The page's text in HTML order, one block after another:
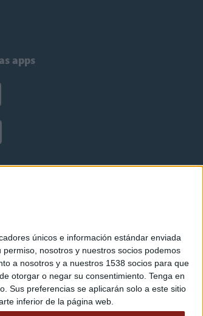
únicos e información estándar enviada
permiso, nosotros y nuestros socios podemos
a nosotros y a nuestros 1538 socios para que
otorgar o negar su consentimiento. Tenga en
Sus preferencias se aplicarán solo a este sitio
inferior de la página web.
apps